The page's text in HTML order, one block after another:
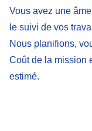
Vous avez une
le suivi de vos
Nous planifions,
Coût de la mission
estimé.